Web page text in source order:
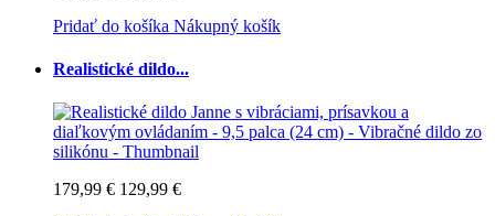
Pridať do košíka Nákupný košík
Realistické dildo...
179,99 € 129,99 €